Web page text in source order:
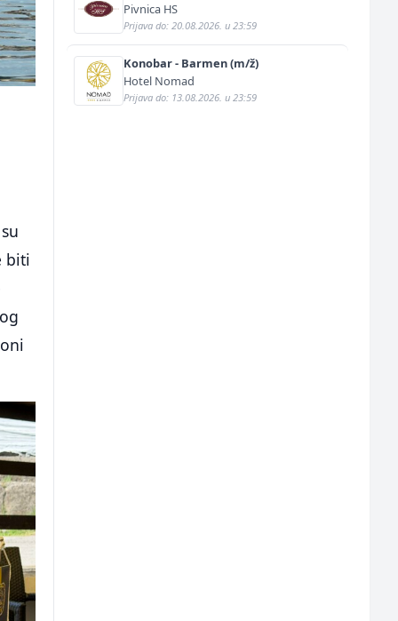
biti
Pivnica HS
Prijava do: 20.08.2026. u 23:59
Konobar - Barmen (m/ž)
Hotel Nomad
Prijava do: 13.08.2026. u 23:59